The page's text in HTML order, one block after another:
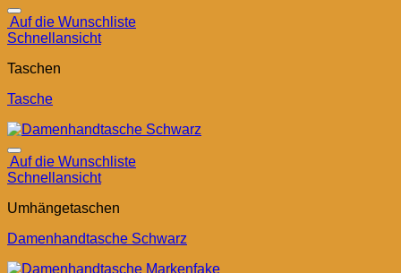
Auf die Wunschliste
Schnellansicht
Taschen
Tasche
Auf die Wunschliste
Schnellansicht
Umhängetaschen
Damenhandtasche Schwarz